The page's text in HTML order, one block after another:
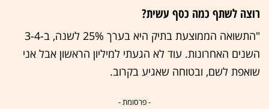
רוצה לשתף כמה כסף עשית?
"התשואה הממוצעת בתיק היא בערך 25% לשנה, ב-3-4
השנים האחרונות. עוד לא הגעתי למיליון הראשון אבל אני
שואפת לשם, ובטוחה שאגיע בקרוב.
- פרסומת -